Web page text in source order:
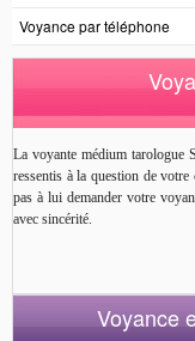
Voyance par téléphone
La voyante médium tarologue
ressentis à la question de
pas à lui demander votre
avec sincérité.
Voyance